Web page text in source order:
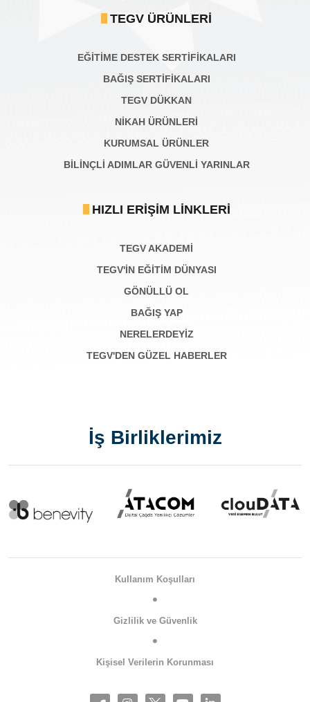
TEGV ÜRÜNLERI
EĞİTİME DESTEK SERTİFİKALARI
BAĞIŞ SERTIFIKALARI
TEGV DÜKKAN
NİKAH ÜRÜNLERİ
KURUMSAL ÜRÜNLER
BILINÇLI ADIMLAR GÜVENLI YARINLAR
HIZLI ERIŞIM LINKLERI
TEGV AKADEMI
TEGV'İN EĞİTİM DÜNYASI
GÖNÜLLÜ OL
BAĞIŞ YAP
NERELERDEYİZ
TEGV'DEN GÜZEL HABERLER
İş Birliklerimiz
Kullanım Koşulları
Gizlilik ve Güvenlik
Kişisel Verilerin Korunması